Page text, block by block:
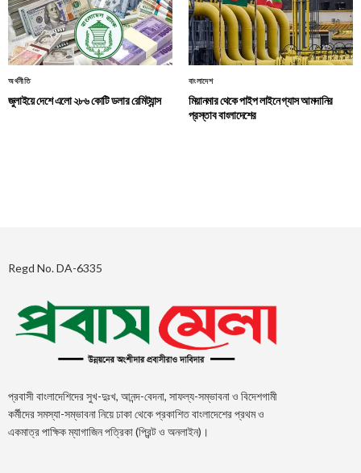
অর্থনীতি
জুলাইয়ে দেশে এলো ২৮৬ কোটি ডলার রেমিট্যান্স
বাংলাদেশ
মিয়ানমার থেকে পাইপ লাইনে গ্যাস আমদানির
প্রস্তাব বাংলাদেশের
Regd No. DA-6335
প্রবাসী বাংলাদেশিদের সুখ-দুঃখ, আনন্দ-বেদনা, সাফল্য-সম্ভাবনা ও বিদেশগামী
কর্মীদের সমস্যা-সম্ভাবনা নিয়ে ঢাকা থেকে প্রকাশিত বাংলাদেশের প্রথম ও
একমাত্র পাক্ষিক ম্যাগাজিন পত্রিকা (প্রিন্ট ও অনলাইন)।